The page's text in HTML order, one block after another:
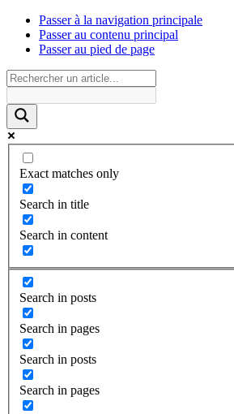
Passer à la navigation principale
Passer au contenu principal
Passer au pied de page
Exact matches only
Search in title
Search in content
Search in posts
Search in pages
Search in posts
Search in pages